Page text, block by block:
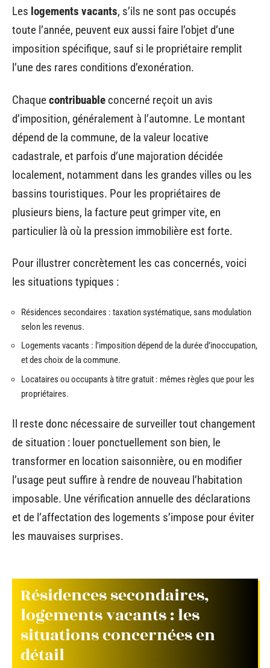
Les logements vacants, s’ils ne sont pas occupés
toute l’année, peuvent eux aussi faire l’objet d’une
imposition spécifique, sauf si le propriétaire remplit
l’une des rares conditions d’exonération.
Chaquecontribuable concerné reçoit un avis
d’imposition, généralement à l’automne. Le montant
dépend de la commune, de la valeur locative
cadastrale, et parfois d’une majoration décidée
localement, notamment dans les grandes villes ou les
bassins touristiques. Pour les propriétaires de
plusieurs biens, la facture peut grimper vite, en
particulier là où la pression immobilière est forte.
Pour illustrer concrètement les cas concernés, voici
les situations typiques :
Résidences secondaires : taxation systématique, sans modulation
selon les revenus.
Logements vacants : l’imposition dépend de la durée d’inoccupation,
et des choix de la commune.
Locataires ou occupants à titre gratuit : mêmes règles que pour les
propriétaires.
Il reste donc nécessaire de surveiller tout changement
de situation : louer ponctuellement son bien, le
transformer en location saisonnière, ou en modifier
l’usage peut suffire à rendre de nouveau l’habitation
imposable. Une vérification annuelle des déclarations
et de l’affectation des logements s’impose pour éviter
les mauvaises surprises.
Résidences secondaires,
logements vacants : les
situations concernées en
détail